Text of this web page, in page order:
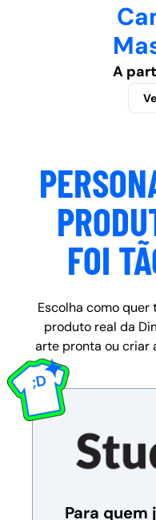
A
FOI
Escolha como
produto real da
arte pronta ou criar
Para